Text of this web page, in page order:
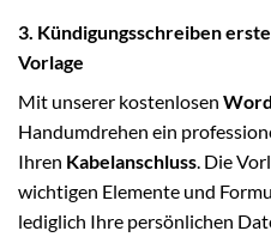
3. Kündigungsschreiben
Vorlage
Mit unserer kostenlosen
Handumdrehen ein
Ihren Kabelanschluss . Die
wichtigen Elemente und
lediglich Ihre persönlichen